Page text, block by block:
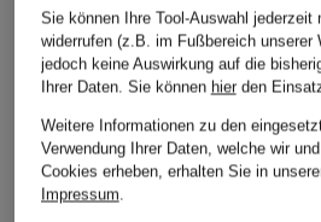
JOOP! JEANS
Hemd HALI Regular
Fit mit Leinen
Marc O'Polo
Hemd Regular
Sie können Ihre Tool-Auswahl jederzeit
widerrufen (z.B. im Fußbereich unserer
jedoch keine Auswirkung auf die
Ihrer Daten. Sie können hierden
Weitere Informationen zu den
Verwendung Ihrer Daten, welche wir
Cookies erheben, erhalten Sie in
Impressum.